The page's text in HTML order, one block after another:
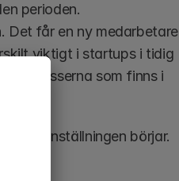
perioden.
Det får en ny medarbetare
viktigt i startups i tidig
processerna som finns i
anställningen börjar.